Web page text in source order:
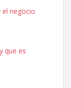
el negocio
que es